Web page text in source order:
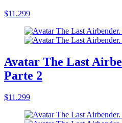
$11.299
Avatar The Last
Parte 2
$11.299